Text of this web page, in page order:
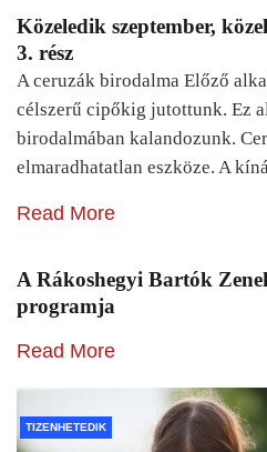
Közeledik szeptember,
3. rész
A ceruzák birodalma Előző
célszerű cipőkig jutottunk. Ez
birodalmában kalandozunk.
elmaradhatatlan eszköze. A
Read More
A Rákoshegyi Bartók
programja
Read More
TIZENHETEDIK